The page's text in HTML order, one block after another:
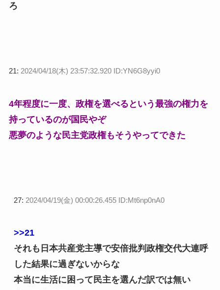
ろ
21: 2024/04/18(木) 23:57:32.920 ID:YN6G8yyi0
4年程度に一度、政権を選べるという最強の権力を
持っているのが国民やぞ
悪夢のような民主党政権もそうやってできた
27: 2024/04/19(金) 00:00:26.455 ID:Mt6np0nA0
>>21
それも日本共産党主導で安倍批判政権交代大連呼
した結果に過ぎないからな
本当に生活に困って民主を選んだ訳では無い